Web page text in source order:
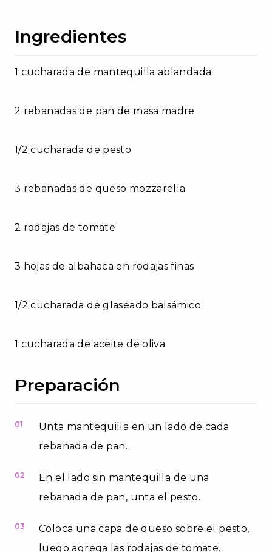
Ingredientes
1 cucharada de mantequilla ablandada
2 rebanadas de pan de masa madre
1/2 cucharada de pesto
3 rebanadas de queso mozzarella
2 rodajas de tomate
3 hojas de albahaca en rodajas finas
1/2 cucharada de glaseado balsámico
1 cucharada de aceite de oliva
Preparación
01
Unta mantequilla en un lado de cada
rebanada de pan.
02
En el lado sin mantequilla de una
rebanada de pan, unta el pesto.
03
Coloca una capa de queso sobre el pesto,
luego agrega las rodajas de tomate.